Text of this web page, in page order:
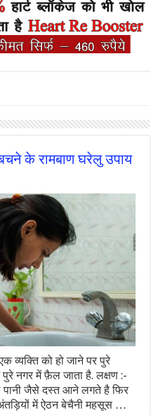
के रामबाण घरेलु उपाय
व्यक्ति को हो जाने पर पुरे
पुरे नगर में फ़ैल जाता है. लक्षण :-
पानी जैसे दस्त आने लगते है फिर
में ऐठन बेचैनी महसूस …